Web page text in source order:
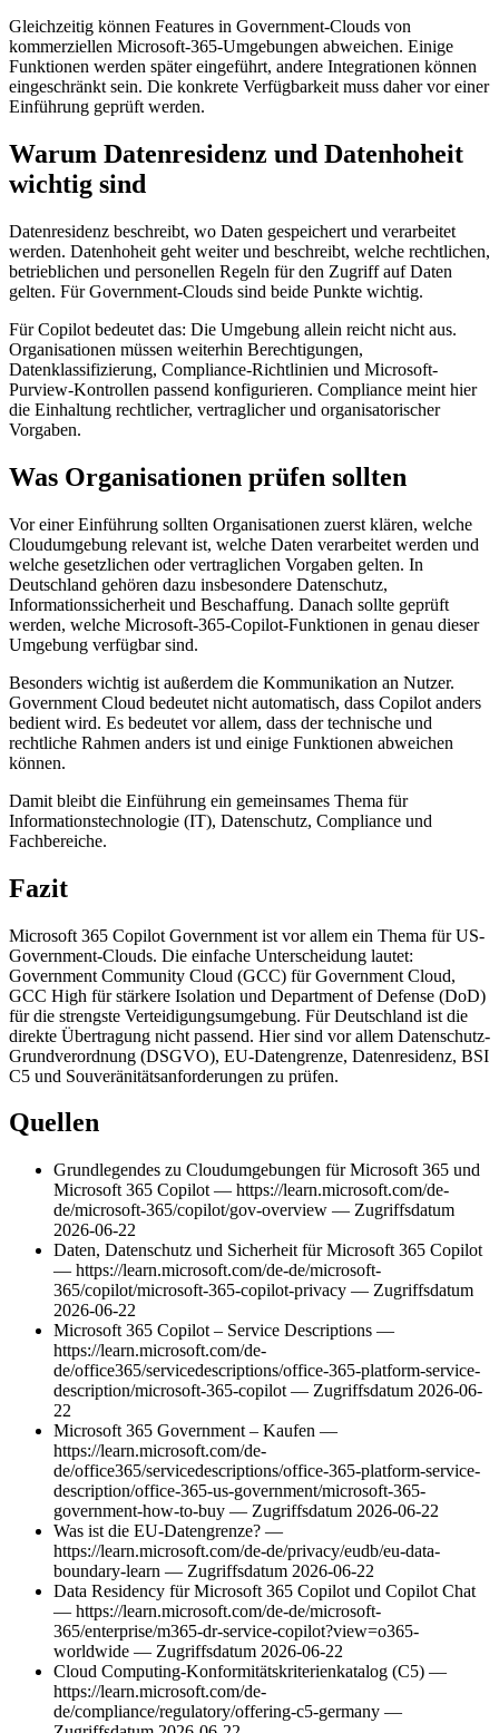
Gleichzeitig können Features in Government-Clouds von
kommerziellen Microsoft-365-Umgebungen abweichen. Einige
Funktionen werden später eingeführt, andere Integrationen können
eingeschränkt sein. Die konkrete Verfügbarkeit muss daher vor einer
Einführung geprüft werden.
Warum Datenresidenz und Datenhoheit
wichtig sind
Datenresidenz beschreibt, wo Daten gespeichert und verarbeitet
werden. Datenhoheit geht weiter und beschreibt, welche rechtlichen,
betrieblichen und personellen Regeln für den Zugriff auf Daten
gelten. Für Government-Clouds sind beide Punkte wichtig.
Für Copilot bedeutet das: Die Umgebung allein reicht nicht aus.
Organisationen müssen weiterhin Berechtigungen,
Datenklassifizierung, Compliance-Richtlinien und Microsoft-
Purview-Kontrollen passend konfigurieren. Compliance meint hier
die Einhaltung rechtlicher, vertraglicher und organisatorischer
Vorgaben.
Was Organisationen prüfen sollten
Vor einer Einführung sollten Organisationen zuerst klären, welche
Cloudumgebung relevant ist, welche Daten verarbeitet werden und
welche gesetzlichen oder vertraglichen Vorgaben gelten. In
Deutschland gehören dazu insbesondere Datenschutz,
Informationssicherheit und Beschaffung. Danach sollte geprüft
werden, welche Microsoft-365-Copilot-Funktionen in genau dieser
Umgebung verfügbar sind.
Besonders wichtig ist außerdem die Kommunikation an Nutzer.
Government Cloud bedeutet nicht automatisch, dass Copilot anders
bedient wird. Es bedeutet vor allem, dass der technische und
rechtliche Rahmen anders ist und einige Funktionen abweichen
können.
Damit bleibt die Einführung ein gemeinsames Thema für
Informationstechnologie (IT), Datenschutz, Compliance und
Fachbereiche.
Fazit
Microsoft 365 Copilot Government ist vor allem ein Thema für US-
Government-Clouds. Die einfache Unterscheidung lautet:
Government Community Cloud (GCC) für Government Cloud,
GCC High für stärkere Isolation und Department of Defense (DoD)
für die strengste Verteidigungsumgebung. Für Deutschland ist die
direkte Übertragung nicht passend. Hier sind vor allem Datenschutz-
Grundverordnung (DSGVO), EU-Datengrenze, Datenresidenz, BSI
C5 und Souveränitätsanforderungen zu prüfen.
Quellen
Grundlegendes zu Cloudumgebungen für Microsoft 365 und
Microsoft 365 Copilot — https://learn.microsoft.com/de-
de/microsoft-365/copilot/gov-overview — Zugriffsdatum
2026-06-22
Daten, Datenschutz und Sicherheit für Microsoft 365 Copilot
— https://learn.microsoft.com/de-de/microsoft-
365/copilot/microsoft-365-copilot-privacy — Zugriffsdatum
2026-06-22
Microsoft 365 Copilot – Service Descriptions —
https://learn.microsoft.com/de-
de/office365/servicedescriptions/office-365-platform-service-
description/microsoft-365-copilot — Zugriffsdatum 2026-06-
22
Microsoft 365 Government – Kaufen —
https://learn.microsoft.com/de-
de/office365/servicedescriptions/office-365-platform-service-
description/office-365-us-government/microsoft-365-
government-how-to-buy — Zugriffsdatum 2026-06-22
Was ist die EU-Datengrenze? —
https://learn.microsoft.com/de-de/privacy/eudb/eu-data-
boundary-learn — Zugriffsdatum 2026-06-22
Data Residency für Microsoft 365 Copilot und Copilot Chat
— https://learn.microsoft.com/de-de/microsoft-
365/enterprise/m365-dr-service-copilot?view=o365-
worldwide — Zugriffsdatum 2026-06-22
Cloud Computing-Konformitätskriterienkatalog (C5) —
https://learn.microsoft.com/de-
de/compliance/regulatory/offering-c5-germany —